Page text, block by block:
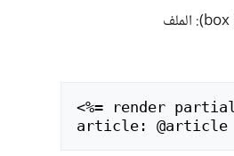
في قالب العرض، سنعرض الجزئية article_ في تخطيط صندوقي (box layout): الملف
<%= render